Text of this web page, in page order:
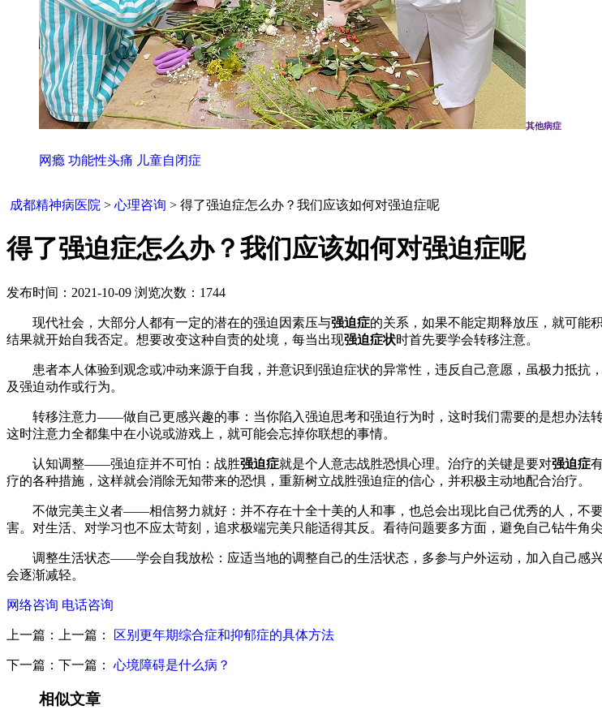
其他病症
网瘾 功能性头痛 儿童自闭症
成都精神病医院 > 心理咨询 > 得了强迫症怎么办？我们应该如何对强迫症呢
得了强迫症怎么办？我们应该如何对强迫症呢
发布时间：2021-10-09 浏览次数：1744
现代社会，大部分人都有一定的潜在的强迫因素压与强迫症的关系，如果不能定期释放压，就可能
结果就开始自我否定。想要改变这种自责的处境，每当出现强迫症状时首先要学会转移注意。
患者本人体验到观念或冲动来源于自我，并意识到强迫症状的异常性，违反自己意愿，虽极力抵抗
及强迫动作或行为。
转移注意力——做自己更感兴趣的事：当你陷入强迫思考和强迫行为时，这时我们需要的是想办法转
这时注意力全都集中在小说或游戏上，就可能会忘掉你联想的事情。
认知调整——强迫症并不可怕：战胜强迫症就是个人意志战胜恐惧心理。治疗的关键是要对强迫症
疗的各种措施，这样就会消除无知带来的恐惧，重新树立战胜强迫症的信心，并积极主动地配合治疗。
不做完美主义者——相信努力就好：并不存在十全十美的人和事，也总会出现比自己优秀的人，不
害。对生活、对学习也不应太苛刻，追求极端完美只能适得其反。看待问题要多方面，避免自己钻牛角尖
调整生活状态——学会自我放松：应适当地的调整自己的生活状态，多参与户外运动，加入自己感
会逐渐减轻。
网络咨询 电话咨询
上一篇：上一篇： 区别更年期综合症和抑郁症的具体方法
下一篇：下一篇： 心境障碍是什么病？
相似文章